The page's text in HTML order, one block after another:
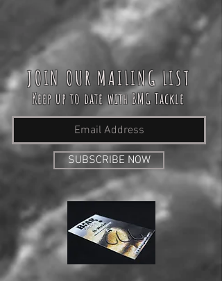
JOIN OUR MAILING LIST
Keep up to date with BMG Tackle
SUBSCRIBE NOW